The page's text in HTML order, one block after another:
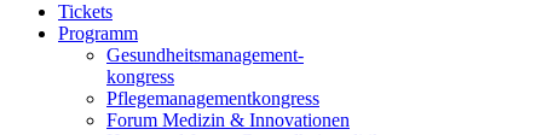
Tickets
Programm
Gesundheitsmanagement-
kongress
Pflegemanagementkongress
Forum Medizin & Innovationen